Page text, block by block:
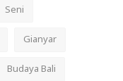
Seni
Gianyar
Budaya Bali